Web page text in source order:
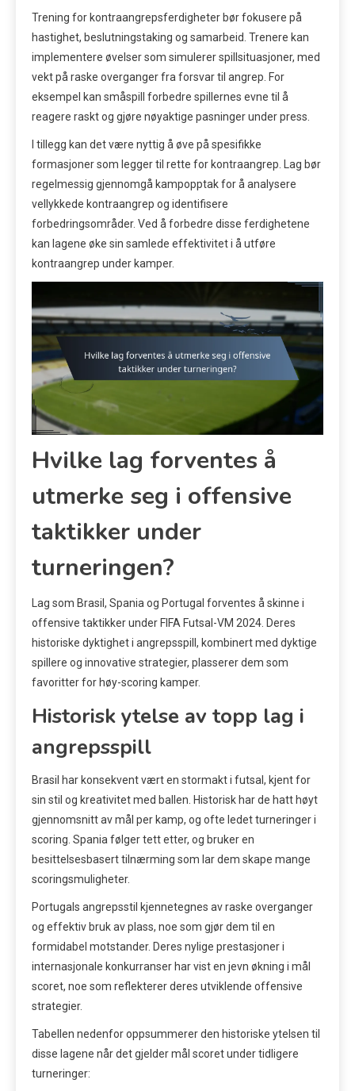
Trening for kontraangrepsferdigheter bør fokusere på
hastighet, beslutningstaking og samarbeid. Trenere kan
implementere øvelser som simulerer spillsituasjoner, med
vekt på raske overganger fra forsvar til angrep. For
eksempel kan småspill forbedre spillernes evne til å
reagere raskt og gjøre nøyaktige pasninger under press.
I tillegg kan det være nyttig å øve på spesifikke
formasjoner som legger til rette for kontraangrep. Lag bør
regelmessig gjennomgå kampopptak for å analysere
vellykkede kontraangrep og identifisere
forbedringsområder. Ved å forbedre disse ferdighetene
kan lagene øke sin samlede effektivitet i å utføre
kontraangrep under kamper.
Hvilke lag forventes å
utmerke seg i offensive
taktikker under
turneringen?
Lag som Brasil, Spania og Portugal forventes å skinne i
offensive taktikker under FIFA Futsal-VM 2024. Deres
historiske dyktighet i angrepsspill, kombinert med dyktige
spillere og innovative strategier, plasserer dem som
favoritter for høy-scoring kamper.
Historisk ytelse av topp lag i
angrepsspill
Brasil har konsekvent vært en stormakt i futsal, kjent for
sin stil og kreativitet med ballen. Historisk har de hatt høyt
gjennomsnitt av mål per kamp, og ofte ledet turneringer i
scoring. Spania følger tett etter, og bruker en
besittelsesbasert tilnærming som lar dem skape mange
scoringsmuligheter.
Portugals angrepsstil kjennetegnes av raske overganger
og effektiv bruk av plass, noe som gjør dem til en
formidabel motstander. Deres nylige prestasjoner i
internasjonale konkurranser har vist en jevn økning i mål
scoret, noe som reflekterer deres utviklende offensive
strategier.
Tabellen nedenfor oppsummerer den historiske ytelsen til
disse lagene når det gjelder mål scoret under tidligere
turneringer: